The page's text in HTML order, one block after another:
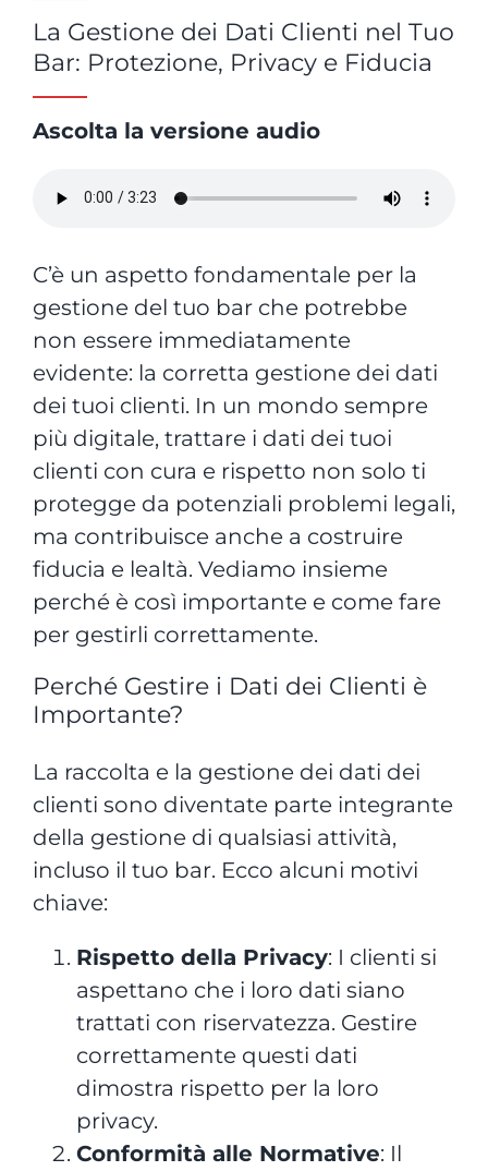
La Gestione dei Dati Clienti nel Tuo
Bar: Protezione, Privacy e Fiducia
Ascolta la versione audio
C’è un aspetto fondamentale per la
gestione del tuo bar che potrebbe
non essere immediatamente
evidente: la corretta gestione dei dati
dei tuoi clienti. In un mondo sempre
più digitale, trattare i dati dei tuoi
clienti con cura e rispetto non solo ti
protegge da potenziali problemi legali,
ma contribuisce anche a costruire
fiducia e lealtà. Vediamo insieme
perché è così importante e come fare
per gestirli correttamente.
Perché Gestire i Dati dei Clienti è
Importante?
La raccolta e la gestione dei dati dei
clienti sono diventate parte integrante
della gestione di qualsiasi attività,
incluso il tuo bar. Ecco alcuni motivi
chiave:
Rispetto della Privacy: I clienti si
aspettano che i loro dati siano
trattati con riservatezza. Gestire
correttamente questi dati
dimostra rispetto per la loro
privacy.
Conformità alle Normative: Il